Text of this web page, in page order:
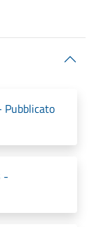
Pubblicato
-